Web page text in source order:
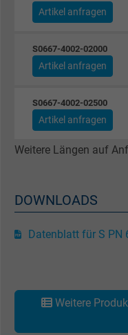
Anbieter
Laufzeit 1
Zweck
Name IDE,
Wird
Artikel anfragen
S0667-4002-02000
Artikel anfragen
S0667-4002-02500
Artikel anfragen
Weitere Längen auf
DOWNLOADS
Datenblatt für S PN
Weitere